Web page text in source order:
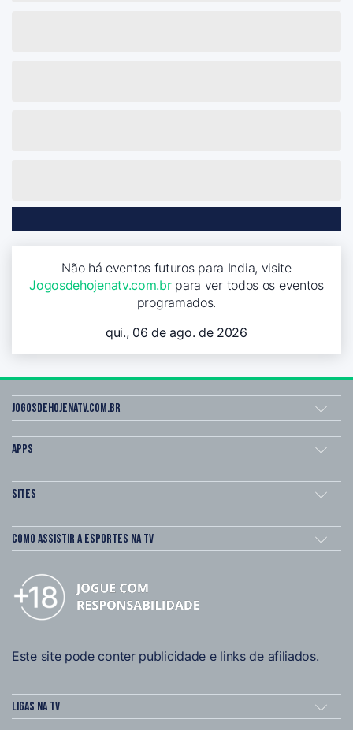
Não há eventos futuros para India, visite
Jogosdehojenatv.com.brpara ver todos os eventos
programados.
qui., 06 de ago. de 2026
Jogosdehojenatv.com.br
Apps
Sites
Como assistir a esportes na TV
Este site pode conter publicidade e links de afiliados.
Ligas na TV